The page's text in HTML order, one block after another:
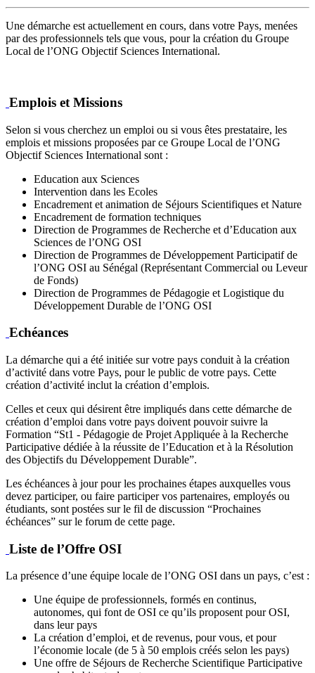
Une démarche est actuellement en cours, dans votre Pays, menées
par des professionnels tels que vous, pour la création du Groupe
Local de l’ONG Objectif Sciences International.
Emplois et Missions
Selon si vous cherchez un emploi ou si vous êtes prestataire, les
emplois et missions proposées par ce Groupe Local de l’ONG
Objectif Sciences International sont :
Education aux Sciences
Intervention dans les Ecoles
Encadrement et animation de Séjours Scientifiques et Nature
Encadrement de formation techniques
Direction de Programmes de Recherche et d’Education aux
Sciences de l’ONG OSI
Direction de Programmes de Développement Participatif de
l’ONG OSI au Sénégal (Représentant Commercial ou Leveur
de Fonds)
Direction de Programmes de Pédagogie et Logistique du
Développement Durable de l’ONG OSI
Echéances
La démarche qui a été initiée sur votre pays conduit à la création
d’activité dans votre Pays, pour le public de votre pays. Cette
création d’activité inclut la création d’emplois.
Celles et ceux qui désirent être impliqués dans cette démarche de
création d’emploi dans votre pays doivent pouvoir suivre la
Formation “St1 - Pédagogie de Projet Appliquée à la Recherche
Participative dédiée à la réussite de l’Education et à la Résolution
des Objectifs du Développement Durable”.
Les échéances à jour pour les prochaines étapes auxquelles vous
devez participer, ou faire participer vos partenaires, employés ou
étudiants, sont postées sur le fil de discussion “Prochaines
échéances” sur le forum de cette page.
Liste de l’Offre OSI
La présence d’une équipe locale de l’ONG OSI dans un pays, c’est :
Une équipe de professionnels, formés en continus,
autonomes, qui font de OSI ce qu’ils proposent pour OSI,
dans leur pays
La création d’emploi, et de revenus, pour vous, et pour
l’économie locale (de 5 à 50 emplois créés selon les pays)
Une offre de Séjours de Recherche Scientifique Participative